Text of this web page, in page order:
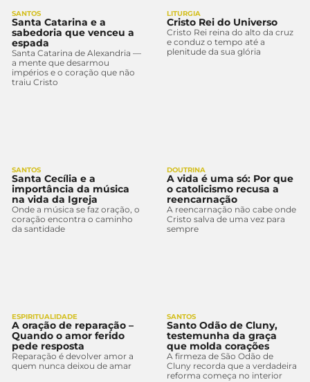
SANTOS
Santa Catarina e a
sabedoria que venceu a
espada
Santa Catarina de Alexandria —
a mente que desarmou
impérios e o coração que não
traiu Cristo
LITURGIA
Cristo Rei do Universo
Cristo Rei reina do alto da cruz
e conduz o tempo até a
plenitude da sua glória
SANTOS
Santa Cecília e a
importância da música
na vida da Igreja
Onde a música se faz oração, o
coração encontra o caminho
da santidade
DOUTRINA
A vida é uma só: Por que
o catolicismo recusa a
reencarnação
A reencarnação não cabe onde
Cristo salva de uma vez para
sempre
ESPIRITUALIDADE
A oração de reparação –
Quando o amor ferido
pede resposta
Reparação é devolver amor a
quem nunca deixou de amar
SANTOS
Santo Odão de Cluny,
testemunha da graça
que molda corações
A firmeza de São Odão de
Cluny recorda que a verdadeira
reforma começa no interior